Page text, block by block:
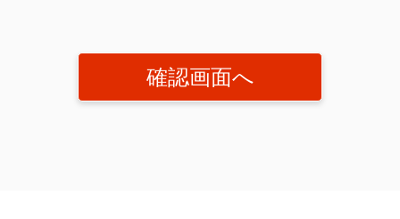
サービスなどのご提供ができません。
（開示対象個人情報の「利用目的の通知」「開示」「訂正、